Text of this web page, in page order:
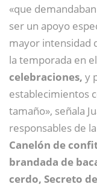
«que
ser un apoyo
mayor intensidad
la temporada en
celebraciones, y
establecimientos
tamaño», señala
responsables de
Canelón de
brandada de
cerdo, Secreto